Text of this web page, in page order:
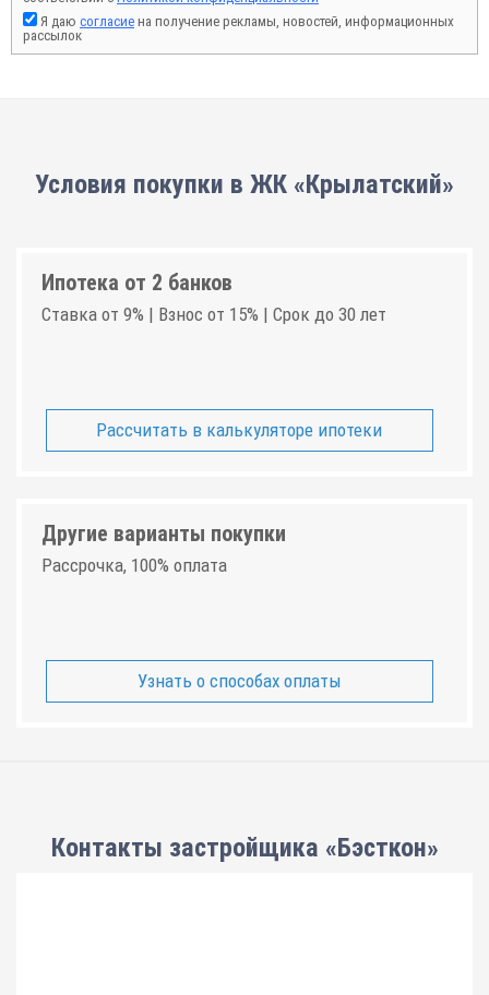
Я даю согласие на получение рекламы, новостей, информационных
рассылок
Условия покупки в ЖК «Крылатский»
Ипотека от 2 банков
Ставка от 9% | Взнос от 15% | Срок до 30 лет
Рассчитать в калькуляторе ипотеки
Другие варианты покупки
Рассрочка, 100% оплата
Узнать о способах оплаты
Контакты застройщика «Бэсткон»